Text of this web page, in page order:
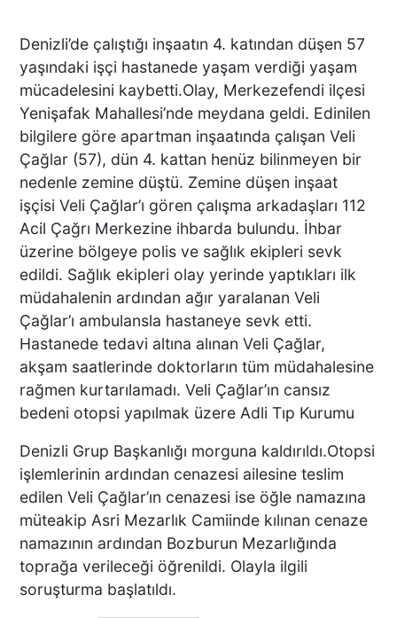
Denizli’de çalıştığı inşaatın 4. katından düşen 57
yaşındaki işçi hastanede yaşam verdiği yaşam
mücadelesini kaybetti.Olay, Merkezefendi ilçesi
Yenişafak Mahallesi’nde meydana geldi. Edinilen
bilgilere göre apartman inşaatında çalışan Veli
Çağlar (57), dün 4. kattan henüz bilinmeyen bir
nedenle zemine düştü. Zemine düşen inşaat
işçisi Veli Çağlar’ı gören çalışma arkadaşları 112
Acil Çağrı Merkezine ihbarda bulundu. İhbar
üzerine bölgeye polis ve sağlık ekipleri sevk
edildi. Sağlık ekipleri olay yerinde yaptıkları ilk
müdahalenin ardından ağır yaralanan Veli
Çağlar’ı ambulansla hastaneye sevk etti.
Hastanede tedavi altına alınan Veli Çağlar,
akşam saatlerinde doktorların tüm müdahalesine
rağmen kurtarılamadı. Veli Çağlar’ın cansız
bedeni otopsi yapılmak üzere Adli Tıp Kurumu
Denizli Grup Başkanlığı morguna kaldırıldı.Otopsi
işlemlerinin ardından cenazesi ailesine teslim
edilen Veli Çağlar’ın cenazesi ise öğle namazına
müteakip Asri Mezarlık Camiinde kılınan cenaze
namazının ardından Bozburun Mezarlığında
toprağa verileceği öğrenildi. Olayla ilgili
soruşturma başlatıldı.